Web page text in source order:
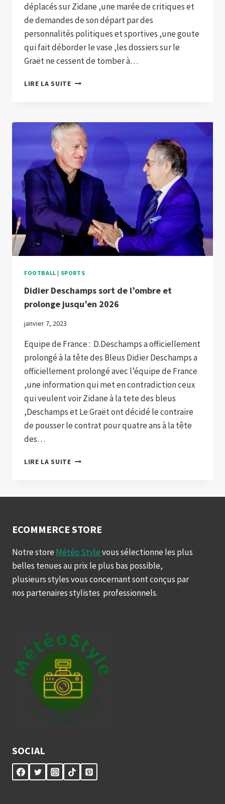
déplacés sur Zidane ,une marée de critiques et
de demandes de son départ par des
personnalités politiques et sportives ,une goute
qui fait déborder le vase ,les dossiers sur le
Graët ne cessent de tomber à…
LIRE LA SUITELE
81
ANS
L’ÂGE
DE
TROP
POUR
UN
PRÉSIDENT
LA
FFF
FOOTBALL | SPORTS
Didier Deschamps sort de l’ombre et
prolonge jusqu’en 2026
janvier 7, 2023
Equipe de France : D.Deschamps a officiellement
prolongé à la tête des Bleus Didier Deschamps a
officiellement prolongé avec l’équipe de France
,une information qui met en contradiction ceux
qui veulent voir Zidane à la tete des bleus
,Deschamps et Le Graët ont décidé le contraire
de pousser le contrat pour quatre ans à la tête
des…
LIRE LA SUITEDIDIER
JUSQU’EN
ECOMMERCE STORE
Notre store Météo Stylevous sélectionne les plus
belles tenues au prix le plus bas possible,
plusieurs styles vous concernant sont conçus par
nos partenaires stylistes professionnels.
SOCIAL